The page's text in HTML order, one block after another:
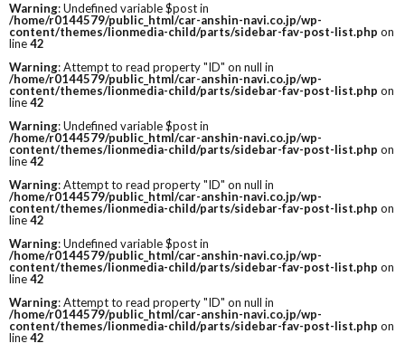
Warning: Undefined variable $post in
/home/r0144579/public_html/car-anshin-navi.co.jp/wp-
content/themes/lionmedia-child/parts/sidebar-fav-post-list.php on
line42
Warning: Attempt to read property "ID" on null in
/home/r0144579/public_html/car-anshin-navi.co.jp/wp-
content/themes/lionmedia-child/parts/sidebar-fav-post-list.php on
line42
Warning: Undefined variable $post in
/home/r0144579/public_html/car-anshin-navi.co.jp/wp-
content/themes/lionmedia-child/parts/sidebar-fav-post-list.php on
line42
Warning: Attempt to read property "ID" on null in
/home/r0144579/public_html/car-anshin-navi.co.jp/wp-
content/themes/lionmedia-child/parts/sidebar-fav-post-list.php on
line42
Warning: Undefined variable $post in
/home/r0144579/public_html/car-anshin-navi.co.jp/wp-
content/themes/lionmedia-child/parts/sidebar-fav-post-list.php on
line42
Warning: Attempt to read property "ID" on null in
/home/r0144579/public_html/car-anshin-navi.co.jp/wp-
content/themes/lionmedia-child/parts/sidebar-fav-post-list.php on
line42